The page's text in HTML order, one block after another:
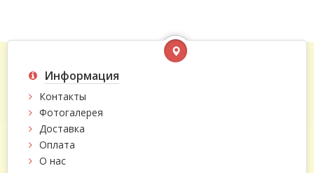
Информация
Контакты
Фотогалерея
Доставка
Оплата
О нас